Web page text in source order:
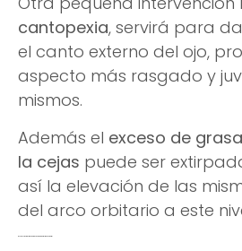
cantopexia, servirá para
el canto externo del ojo,
aspecto más rasgado y
mismos.
Además el exceso de
la cejas puede ser
así la elevación de las
del arco orbitario a este
Otros tratamientos de rejuvenecimiento facial